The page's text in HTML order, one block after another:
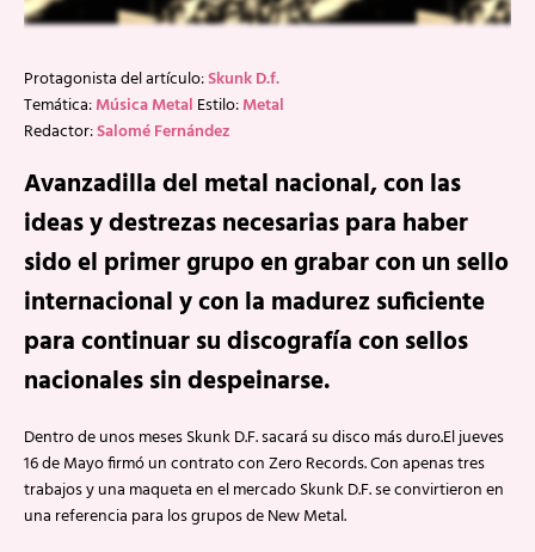
Protagonista del artículo:Skunk D.f.
Temática:Música Metal Estilo:Metal
Redactor:Salomé Fernández
Avanzadilla del metal nacional, con las
ideas y destrezas necesarias para haber
sido el primer grupo en grabar con un sello
internacional y con la madurez suficiente
para continuar su discografía con sellos
nacionales sin despeinarse.
Dentro de unos meses Skunk D.F. sacará su disco más duro.El jueves
16 de Mayo firmó un contrato con Zero Records. Con apenas tres
trabajos y una maqueta en el mercado Skunk D.F. se convirtieron en
una referencia para los grupos de New Metal.